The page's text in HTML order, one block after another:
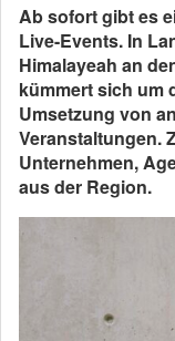
Ab sofort gibt es
Live-Events. In
Himalayeah an
kümmert sich um
Umsetzung von
Veranstaltungen.
Unternehmen,
aus der Region.